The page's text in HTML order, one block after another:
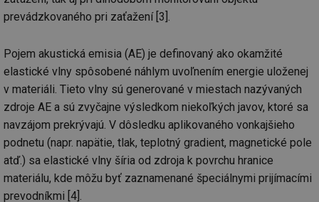
prevádzkovaného pri zaťažení [3].
Pojem akustická emisia (AE) je definovaný ako okamžité
elastické vlny spôsobené náhlym uvoľnením energie uloženej
v materiáli. Tieto vlny sú generované v miestach nazývaných
zdroje AE a sú zvyčajne výsledkom niekoľkých javov, ktoré sa
navzájom prekrývajú. V dôsledku aplikovaného vonkajšieho
podnetu (napr. napätie, tlak, teplotný gradient, magnetické pole
atď.) sa elastické vlny šíria od zdroja k povrchu hranice
materiálu, kde môžu byť zaznamenané špeciálnymi prijímacími
prevodníkmi [4].